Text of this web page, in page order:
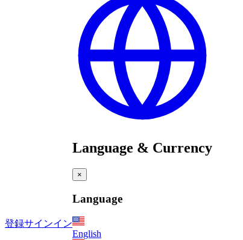
登録サインイン
Language & Currency
×
Language
English